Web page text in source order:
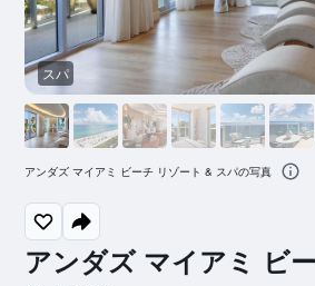
アンダズ マイアミ ビ
スパ
アンダズ マイアミ ビーチ リゾート & スパの写真